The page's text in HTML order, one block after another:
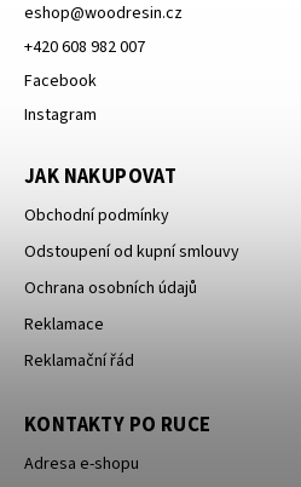
eshop@woodresin.cz
+420 608 982 007
Facebook
Instagram
JAK NAKUPOVAT
Obchodní podmínky
Odstoupení od kupní smlouvy
Ochrana osobních údajů
Reklamace
Reklamační řád
KONTAKTY PO RUCE
Adresa e-shopu